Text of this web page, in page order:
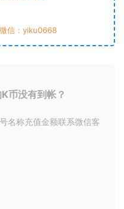
信：yiku0668
币没有到帐？
名称充值金额联系微信客